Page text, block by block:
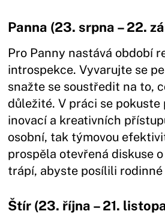
Panna (23. srpna – 22.
Pro Panny nastává období
introspekce. Vyvarujte se
snažte se soustředit na to,
důležité. V práci se
inovací a kreativních
osobní, tak týmovou
prospěla otevřená diskuse
trápí, abyste posílili rodinné
Štír (23. října – 21.